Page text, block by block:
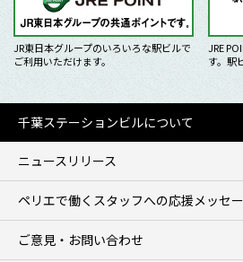
JR東日本グループのいろいろな駅ビルで
ご利用いただけます。
JRE
す。駅
千葉ステーションビルについて
ニュースリリース
ペリエで働くスタッフへの応援メッセ
ご意見・お問い合わせ